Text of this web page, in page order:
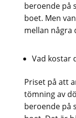
beroende på
boet. Men
mellan några
Vad kostar
Priset på att
tömning av
beroende på